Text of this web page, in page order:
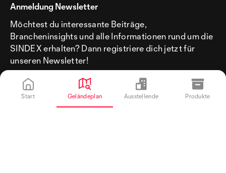
Anmeldung Newsletter
Möchtest du interessante Beiträge,
Brancheninsights und alle Informationen rund um die
SINDEX erhalten? Dann registriere dich jetzt für
unseren Newsletter!
Start Geländeplan Ausstellende Produkte